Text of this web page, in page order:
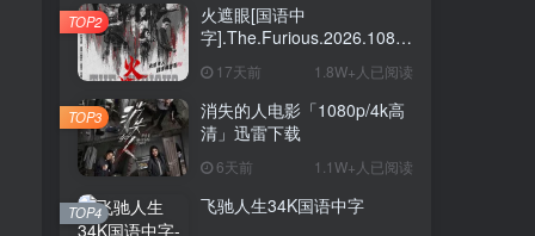
火遮眼[国语中
字].The.Furious.2026.1080p+2160p
17天前 1.8W+人已阅读
TOP2
消失的人电影「1080p/4k高
清」迅雷下载
6天前 1.1W+人已阅读
TOP3
飞驰人生34K国语中字
TOP4
5 《瑞奇·热维斯之街猫一族》百度云网盘夸克下载
6 《恋爱开运点》百度云网盘夸克下载.阿里云盘
TOP1